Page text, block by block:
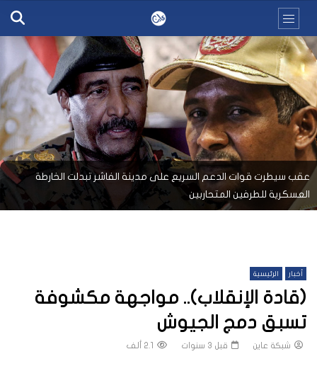
عقب سيطرت قوات الدعم السريع على مدينة الفاشر تبدلت الخارطة
العسكرية للطرفين المتحاربين
أخبار الرئيسية
(قادة الإنقلاب).. مواجهة مكشوفة
تسبق دمج الجيوش
شبكة عاين قبل 3 سنوات 2.1 ألف